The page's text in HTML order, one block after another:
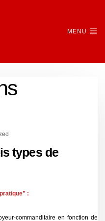
MENU
types de
:
commanditaire en fonction de